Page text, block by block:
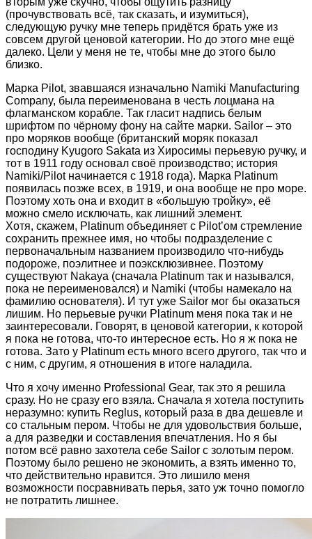
(прочувствовать всё, так сказать, и изумиться),
следующую ручку мне теперь придётся брать уже из
совсем другой ценовой категории. Но до этого мне ещё
далеко. Цели у меня не те, чтобы мне до этого было
близко.
Марка Pilot, звавшаяся изначально Namiki Manufacturing
Company, была переименована в честь лоцмана на
флагманском корабле. Так гласит надпись белым
шрифтом по чёрному фону на сайте марки. Sailor – это
про моряков вообще (британский моряк показал
господину Kyugoro Sakata из Хиросимы перьевую ручку, и
тот в 1911 году основал своё производство; история
Namiki/Pilot начинается с 1918 года). Марка Platinum
появилась позже всех, в 1919, и она вообще не про море.
Поэтому хоть она и входит в «большую тройку», её
можно смело исключать, как лишний элемент.
Хотя, скажем, Platinum объединяет с Pilot’ом стремление
сохранить прежнее имя, но чтобы подразделение с
первоначальным названием производило что-нибудь
подороже, поэлитнее и поэксклюзивнее. Поэтому
существуют Nakaya (сначала Platinum так и назывался,
пока не переименовался) и Namiki (чтобы намекало на
фамилию основателя). И тут уже Sailor мог бы оказаться
лишим. Но перьевые ручки Platinum меня пока так и не
заинтересовали. Говорят, в ценовой категории, к которой
я пока не готова, что-то интересное есть. Но я ж пока не
готова. Зато у Platinum есть много всего другого, так что и
с ним, с другим, я отношения в итоге наладила.
Что я хочу именно Professional Gear, так это я решила
сразу. Но не сразу его взяла. Сначала я хотела поступить
неразумно: купить Reglus, который раза в два дешевле и
со стальным пером. Чтобы не для удовольствия больше,
а для разведки и составления впечатления. Но я бы
потом всё равно захотела себе Sailor с золотым пером.
Поэтому было решено не экономить, а взять именно то,
что действительно нравится. Это лишило меня
возможности посравнивать перья, зато уж точно помогло
не потратить лишнее.